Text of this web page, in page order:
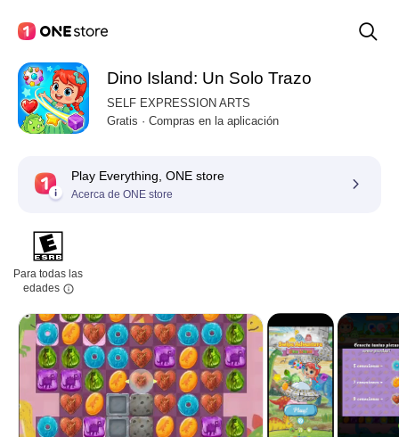
Dino Island: Un Solo Trazo
SELF EXPRESSION ARTS
Gratis · Compras en la aplicación
Play Everything, ONE store
Acerca de ONE store
Para todas las
edades